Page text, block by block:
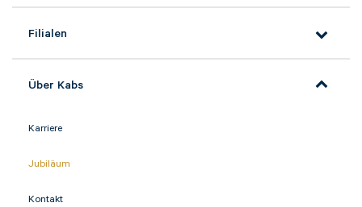
Filialen
Über Kabs
Karriere
Jubiläum
Kontakt